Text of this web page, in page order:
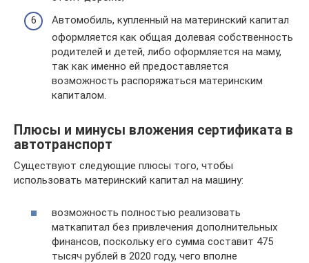
Автомобиль, купленный на материнский капитал
оформляется как общая долевая собственность
родителей и детей, либо оформляется на маму,
так как именно ей предоставляется
возможность распоряжаться материнским
капиталом.
Плюсы и минусы вложения сертификата в
автотранспорт
Существуют следующие плюсы того, чтобы
использовать материнский капитал на машину:
возможность полностью реализовать
маткапитал без привлечения дополнительных
финансов, поскольку его сумма составит 475
тысяч рублей в 2020 году, чего вполне